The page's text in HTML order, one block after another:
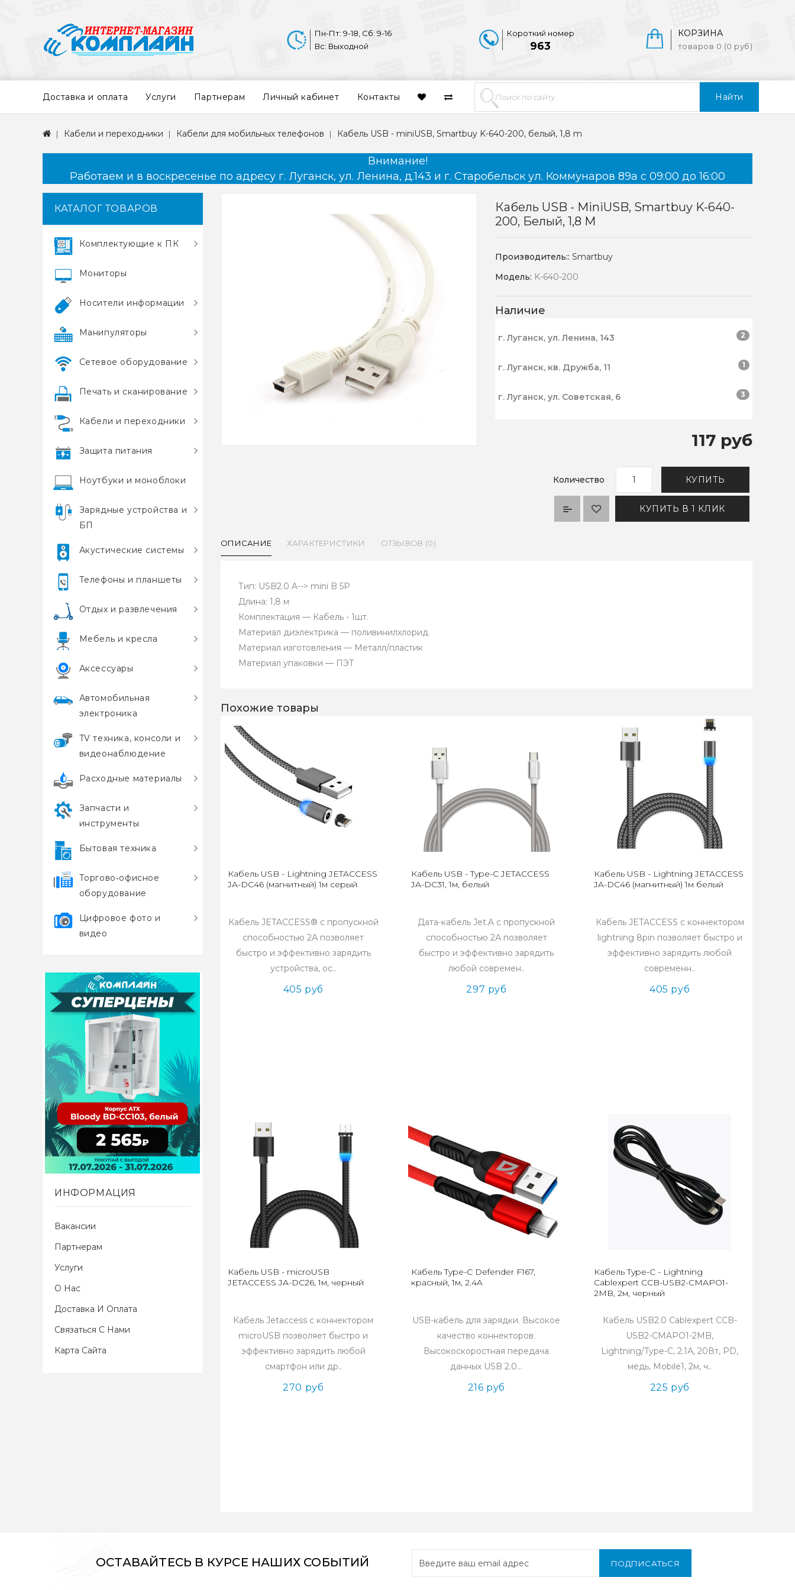
Найти
КОРЗИНА
товаров 0 (0 руб)
Короткий номер
963
Пн-Пт: 9-18, Сб: 9-16
Вс: Выходной
Доставка и оплата Услуги Партнерам Личный кабинет Контакты
Кабели и переходники Кабели для мобильных телефонов Кабель USB - miniUSB, Smartbuy K-640-200, белый, 1,8 m
Внимание!
Работаем и в воскресенье по адресу г. Луганск, ул. Ленина, д.143 и г. Старобельск ул. Коммунаров 89а с 09:00 до 16:00
КАТАЛОГ ТОВАРОВ
Комплектующие к ПК
Мониторы
Носители информации
Манипуляторы
Сетевое оборудование
Печать и сканирование
Кабели и переходники
Защита питания
Ноутбуки и моноблоки
Зарядные устройства и
БП
Акустические системы
Телефоны и планшеты
Отдых и развлечения
Мебель и кресла
Аксессуары
Автомобильная
электроника
TV техника, консоли и
видеонаблюдение
Расходные материалы
Запчасти и
инструменты
Бытовая техника
Торгово‑офисное
оборудование
Цифровое фото и
видео
ИНФОРМАЦИЯ
Вакансии
Партнерам
Услуги
О Нас
Доставка И Оплата
Связаться С Нами
Карта Сайта
Кабель USB - MiniUSB, Smartbuy K-640-
200, Белый, 1,8 M
Производитель::Smartbuy
Модель: K-640-200
Наличие
г. Луганск, ул. Ленина, 143 2
г. Луганск, кв. Дружба, 11 1
г. Луганск, ул. Советская, 6 3
117 руб
Количество КУПИТЬ
КУПИТЬ В 1 КЛИК
ОПИСАНИЕ ХАРАКТЕРИСТИКИ ОТЗЫВОВ (0)
Тип: USB2.0 A--> mini B 5P
Длина: 1,8 м
Комплектация — Кабель - 1шт.
Материал диэлектрика — поливинилхлорид
Материал изготовления — Металл/пластик
Материал упаковки — ПЭТ
Похожие товары
Кабель USB - Lightning JETACCESS
JA-DC46 (магнитный) 1м серый
Кабель JETACCESS® с пропускной
способностью 2А позволяет
быстро и эффективно зарядить
устройства, ос..
405 руб
Кабель USB - Type-C JETACCESS
JA-DC31, 1м, белый
Дата-кабель Jet.A с пропускной
способностью 2А позволяет
быстро и эффективно зарядить
любой современ..
297 руб
Кабель USB - Lightning JETACCESS
JA-DC46 (магнитный) 1м белый
Кабель JETACCESS с коннектором
lightning 8pin позволяет быстро и
эффективно зарядить любой
современн..
405 руб
Кабель USB - microUSB
JETACCESS JA-DC26, 1м, черный
Кабель Jetaccess с коннектором
microUSB позволяет быстро и
эффективно зарядить любой
смартфон или др..
270 руб
Кабель Type-C Defender F167,
красный, 1м, 2.4A
USB-кабель для зарядки. Высокое
качество коннекторов.
Высокоскоростная передача
данных USB 2.0...
216 руб
Кабель Type-C - Lightning
Cablexpert CCB-USB2-CMAPO1-
2MB, 2м, черный
Кабель USB2.0 Cablexpert CCB-
USB2-CMAPO1-2MB,
Lightning/Type-С, 2.1А, 20Вт, PD,
медь, Mobile1, 2м, ч..
225 руб
ОСТАВАЙТЕСЬ В КУРСЕ НАШИХ СОБЫТИЙ ПОДПИСАТЬСЯ